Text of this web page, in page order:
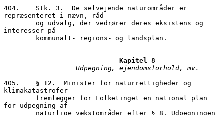
404.	Stk. 3.  De selvejende naturområder er
repræsenteret i nævn, råd
interesser på
                  Udpegning, ejendomsforhold, mv.
§ 12 .  Minister for naturrettigheder og
klimakatastrofer
for udpegning af